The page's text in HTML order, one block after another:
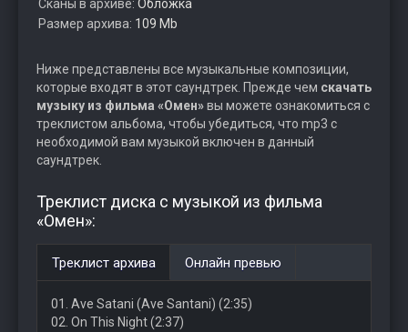
Сканы в архиве: Обложка
Размер архива: 109 Mb
Ниже представлены все музыкальные композиции,
которые входят в этот саундтрек. Прежде чем скачать
музыку из фильма «Омен»вы можете ознакомиться с
треклистом альбома, чтобы убедиться, что mp3 с
необходимой вам музыкой включен в данный
саундтрек.
Треклист диска с музыкой из фильма
«Омен»:
Треклист архива Онлайн превью
01. Ave Satani (Ave Santani) (2:35)
02. On This Night (2:37)